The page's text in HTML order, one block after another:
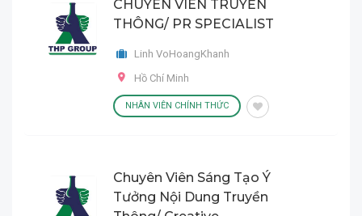
CHUYÊN VIÊN TRUYỀN
THÔNG/ PR SPECIALIST
Linh VoHoangKhanh
Hồ Chí Minh
NHÂN VIÊN CHÍNH THỨC
Chuyên Viên Sáng Tạo Ý
Tưởng Nội Dung Truyền